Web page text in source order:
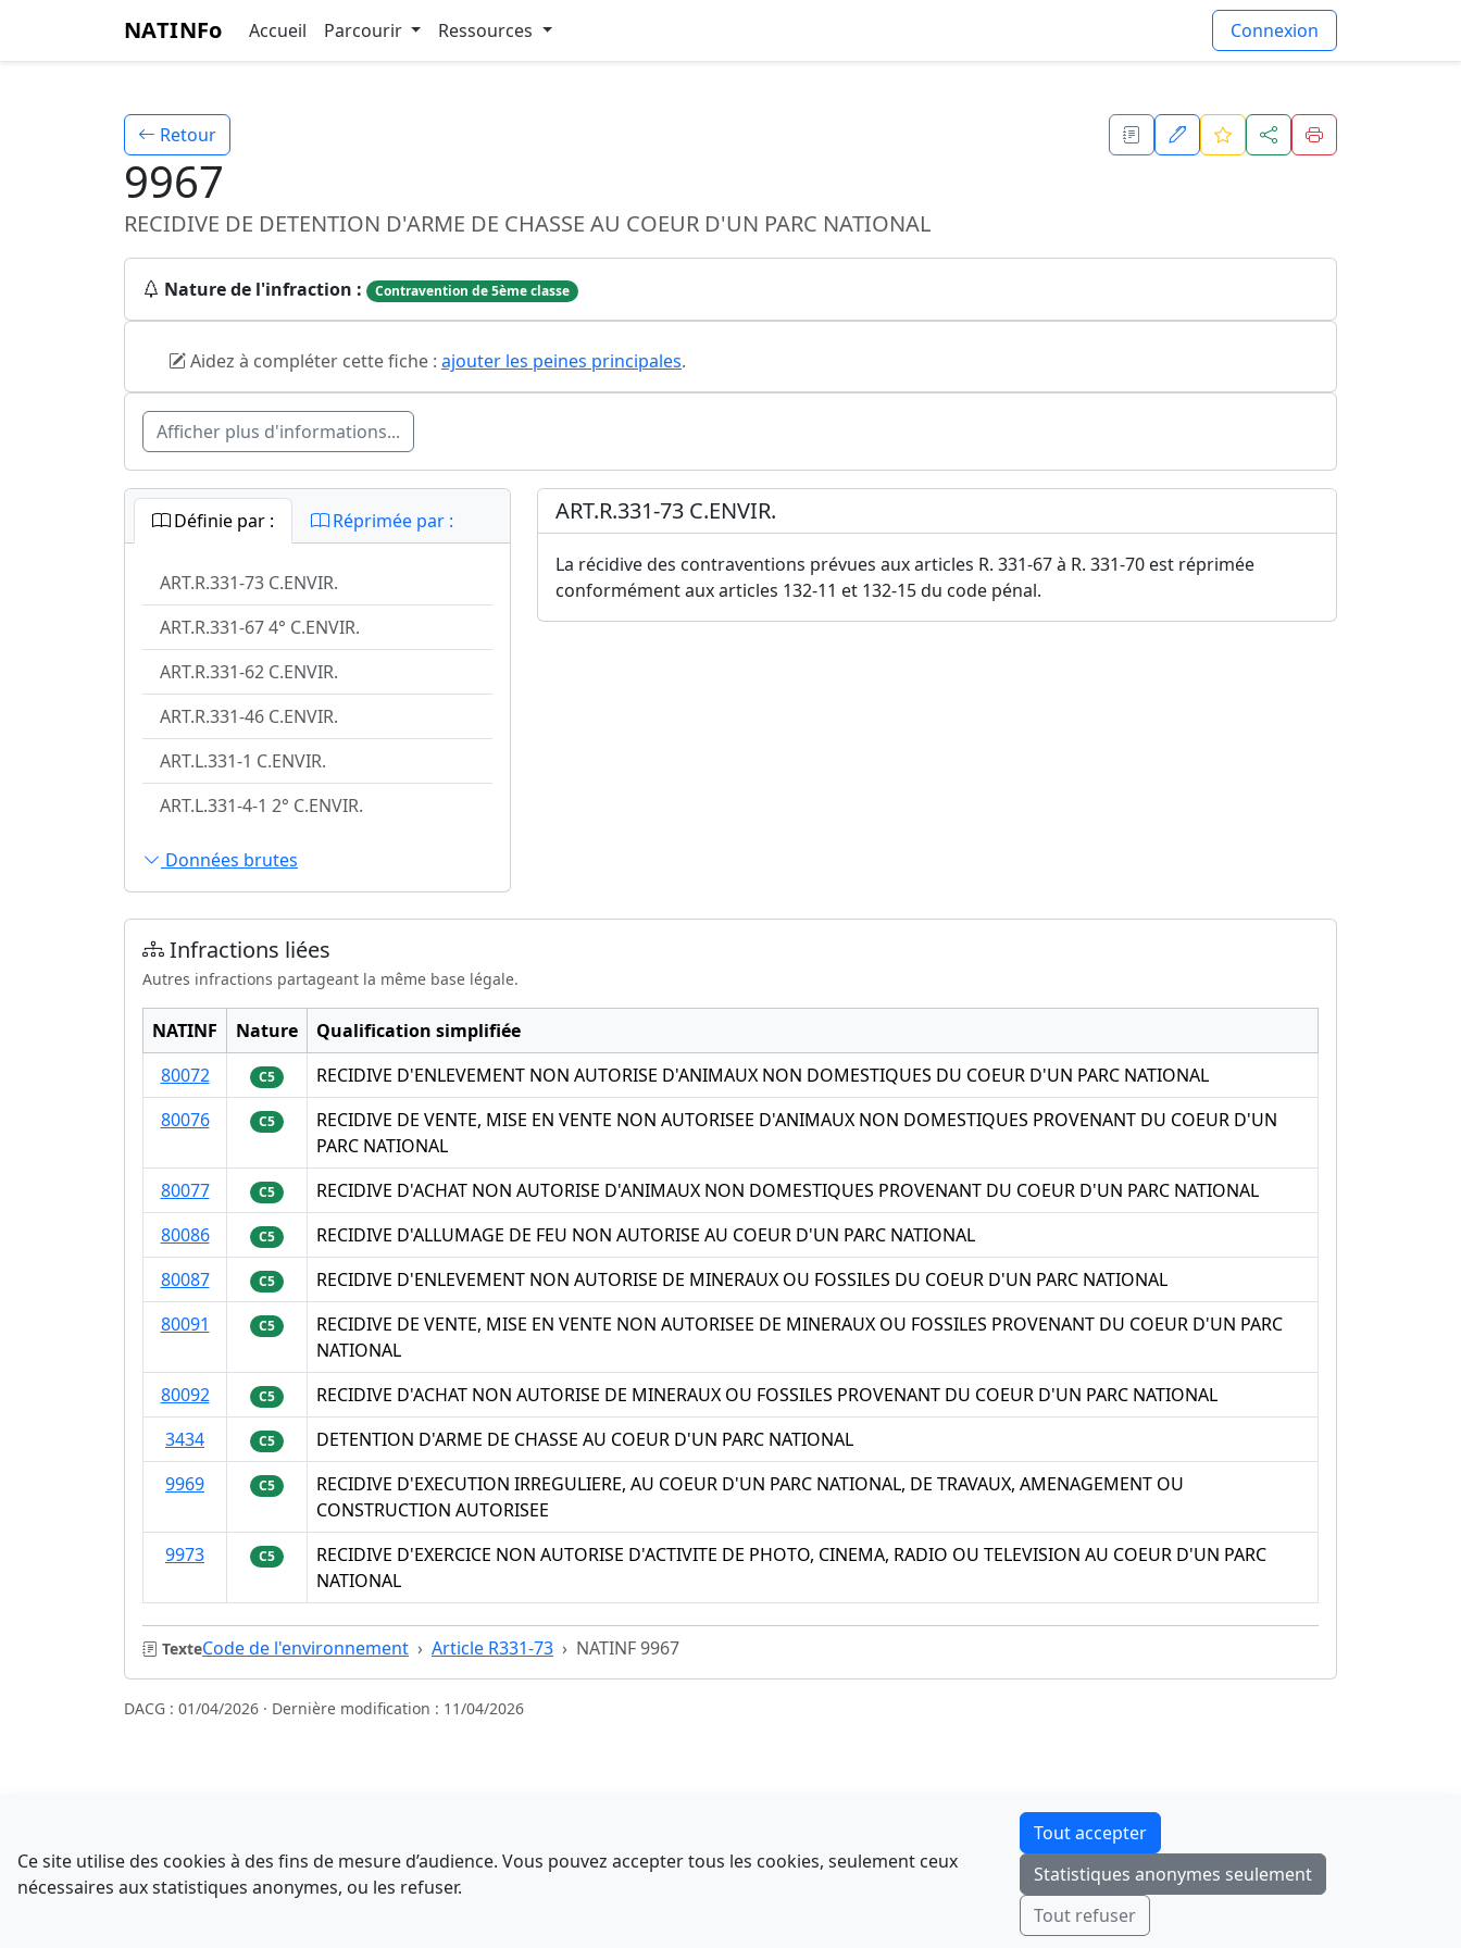
NATINFo Accueil Parcourir Ressources Connexion
Retour
9967
RECIDIVE DE DETENTION D'ARME DE CHASSE AU COEUR D'UN PARC NATIONAL
Nature de l'infraction : Contravention de 5ème classe
Aidez à compléter cette fiche : ajouter les peines principales.
Afficher plus d'informations...
Définie par : Réprimée par :
ART.R.331-73 C.ENVIR.
ART.R.331-67 4° C.ENVIR.
ART.R.331-62 C.ENVIR.
ART.R.331-46 C.ENVIR.
ART.L.331-1 C.ENVIR.
ART.L.331-4-1 2° C.ENVIR.
Données brutes
ART.R.331-73 C.ENVIR.
La récidive des contraventions prévues aux articles R. 331-67 à R. 331-70 est réprimée
conformément aux articles 132-11 et 132-15 du code pénal.
Infractions liées
Autres infractions partageant la même base légale.
NATINF Nature
Qualification simplifiée
80072
C5
RECIDIVE D'ENLEVEMENT NON AUTORISE D'ANIMAUX NON DOMESTIQUES DU COEUR D'UN PARC NATIONAL
80076
C5
RECIDIVE DE VENTE, MISE EN VENTE NON AUTORISEE D'ANIMAUX NON DOMESTIQUES PROVENANT DU COEUR D'UN
PARC NATIONAL
80077
C5
RECIDIVE D'ACHAT NON AUTORISE D'ANIMAUX NON DOMESTIQUES PROVENANT DU COEUR D'UN PARC NATIONAL
80086
C5
RECIDIVE D'ALLUMAGE DE FEU NON AUTORISE AU COEUR D'UN PARC NATIONAL
80087
C5
RECIDIVE D'ENLEVEMENT NON AUTORISE DE MINERAUX OU FOSSILES DU COEUR D'UN PARC NATIONAL
80091
C5
RECIDIVE DE VENTE, MISE EN VENTE NON AUTORISEE DE MINERAUX OU FOSSILES PROVENANT DU COEUR D'UN PARC
NATIONAL
80092
C5
RECIDIVE D'ACHAT NON AUTORISE DE MINERAUX OU FOSSILES PROVENANT DU COEUR D'UN PARC NATIONAL
3434
C5
DETENTION D'ARME DE CHASSE AU COEUR D'UN PARC NATIONAL
9969
C5
RECIDIVE D'EXECUTION IRREGULIERE, AU COEUR D'UN PARC NATIONAL, DE TRAVAUX, AMENAGEMENT OU
CONSTRUCTION AUTORISEE
9973
C5
RECIDIVE D'EXERCICE NON AUTORISE D'ACTIVITE DE PHOTO, CINEMA, RADIO OU TELEVISION AU COEUR D'UN PARC
NATIONAL
TexteCode de l'environnement Article R331-73 NATINF 9967
DACG : 01/04/2026 · Dernière modification : 11/04/2026
NATINFo
data.gouv.fr
F-Droid·App Store·Google Play·Linux
Tchap
Code source sous licence GPL v3+
Comment avez-vous découvert NATINFo ?
Ce site utilise des cookies à des fins de mesure d’audience. Vous pouvez accepter tous les cookies, seulement ceux
nécessaires aux statistiques anonymes, ou les refuser.
Tout accepter
Statistiques anonymes seulement
Tout refuser